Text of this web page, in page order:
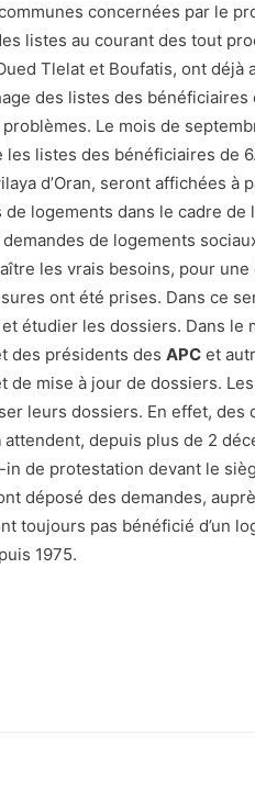
concernées par le
listes au courant des tout
Tlelat et Boufatis, ont déjà
des listes des bénéficiaires
problèmes. Le mois de
les listes des bénéficiaires de
d’Oran, seront affichées à
logements dans le cadre de
de logements
les vrais besoins, pour une
ont été prises. Dans ce
étudier les dossiers. Dans le
des présidents des APC et
mise à jour de dossiers.
leurs dossiers. En effet, des
attendent, depuis plus de 2
de protestation devant le
déposé des demandes,
toujours pas bénéficié d’un
1975.